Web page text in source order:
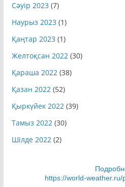
Сәуір 2023 (7)
Наурыз 2023 (1)
Қаңтар 2023 (1)
Желтоқсан 2022(30)
Қараша 2022(38)
Қазан 2022(52)
Қыркүйек 2022(39)
Тамыз 2022(30)
Шілде 2022(2)
https://world-